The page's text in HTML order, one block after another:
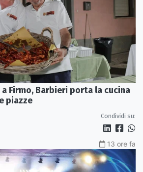
a Firmo, Barbieri porta la cucina
piazze
Condividi su:
13 ore fa